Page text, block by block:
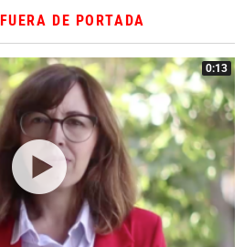
FUERA DE PORTADA
0:13